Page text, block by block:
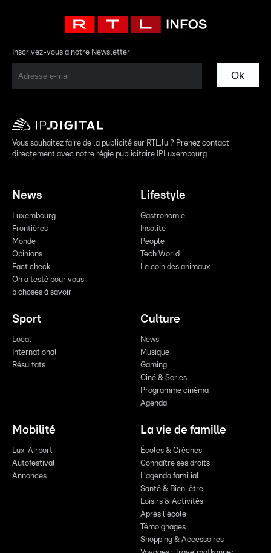
Inscrivez-vous à notre Newsletter
Ok
Vous souhaitez faire de la publicité sur RTL.lu ? Prenez contact
directement avec notre régie publicitaire IPLuxembourg
News
Luxembourg
Frontières
Monde
Opinions
Fact check
On a testé pour vous
5 choses à savoir
Lifestyle
Gastronomie
Insolite
People
Tech World
Le coin des animaux
Sport
Local
International
Résultats
Culture
News
Musique
Gaming
Ciné & Series
Programme cinéma
Agenda
Mobilité
Lux-Airport
Autofestival
Annonces
La vie de famille
Écoles & Crèches
Connaître ses droits
L'agenda familial
Santé & Bien-être
Loisirs & Activités
Après l'école
Témoignages
Shopping & Accessoires